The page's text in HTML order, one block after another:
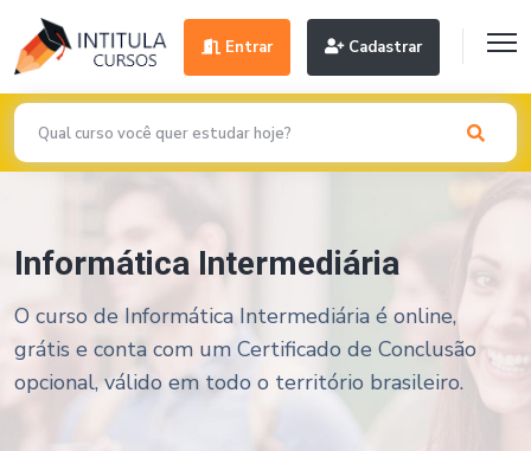
Entrar Cadastrar
Informática Intermediária
O curso de Informática Intermediária é online,
grátis e conta com um Certificado de Conclusão
opcional, válido em todo o território brasileiro.